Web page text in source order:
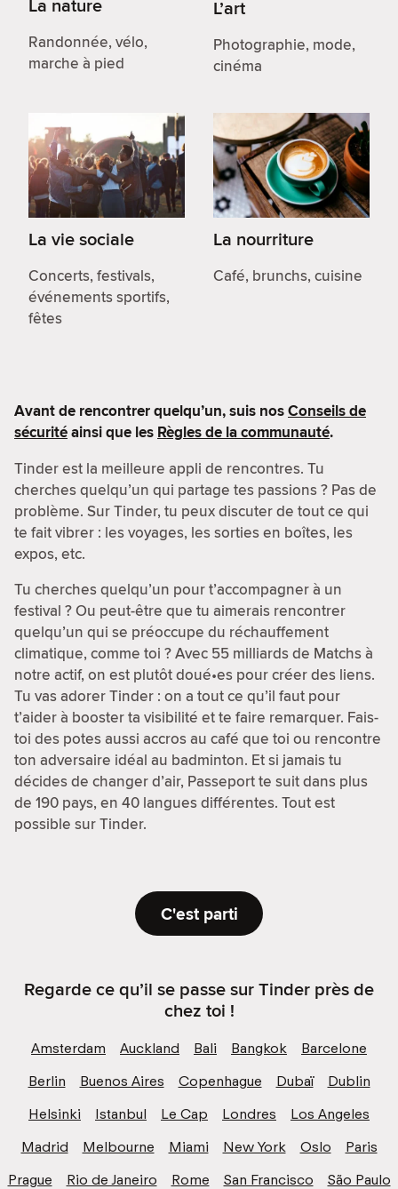
La nature
Randonnée, vélo,
marche à pied
L’art
Photographie, mode,
cinéma
La vie sociale
Concerts, festivals,
événements sportifs,
fêtes
La nourriture
Café, brunchs, cuisine
Avant de rencontrer quelqu’un, suis nosConseils de
sécuritéainsi que les Règles de la communauté.
Tinder est la meilleure appli de rencontres. Tu
cherches quelqu’un qui partage tes passions ? Pas de
problème. Sur Tinder, tu peux discuter de tout ce qui
te fait vibrer : les voyages, les sorties en boîtes, les
expos, etc.
Tu cherches quelqu’un pour t’accompagner à un
festival ? Ou peut-être que tu aimerais rencontrer
quelqu’un qui se préoccupe du réchauffement
climatique, comme toi ? Avec 55 milliards de Matchs à
notre actif, on est plutôt doué•es pour créer des liens.
Tu vas adorer Tinder : on a tout ce qu’il faut pour
t’aider à booster ta visibilité et te faire remarquer. Fais-
toi des potes aussi accros au café que toi ou rencontre
ton adversaire idéal au badminton. Et si jamais tu
décides de changer d’air, Passeport te suit dans plus
de 190 pays, en 40 langues différentes. Tout est
possible sur Tinder.
C'est parti
Regarde ce qu’il se passe sur Tinder près de
chez toi !
Amsterdam Auckland Bali Bangkok
Barcelone
Berlin
Buenos Aires Copenhague Dubaï
Dublin
Helsinki
Istanbul Le Cap Londres
Los Angeles
Madrid
Melbourne Miami New York Oslo
Paris
Prague
Rio de Janeiro Rome San Francisco
São Paulo